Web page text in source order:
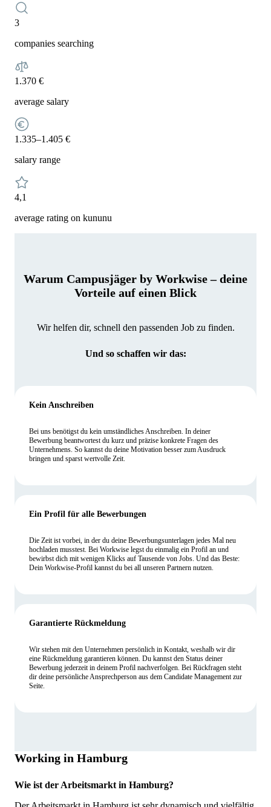
3
companies searching
1.370 €
average salary
1.335–1.405 €
salary range
4,1
average rating on kununu
Warum Campusjäger by Workwise – deine
Vorteile auf einen Blick
Wir helfen dir, schnell den passenden Job zu finden.
Und so schaffen wir das:
Kein Anschreiben
Bei uns benötigst du kein umständliches Anschreiben. In deiner
Bewerbung beantwortest du kurz und präzise konkrete Fragen des
Unternehmens. So kannst du deine Motivation besser zum Ausdruck
bringen und sparst wertvolle Zeit.
Ein Profil für alle Bewerbungen
Die Zeit ist vorbei, in der du deine Bewerbungsunterlagen jedes Mal neu
hochladen musstest. Bei Workwise legst du einmalig ein Profil an und
bewirbst dich mit wenigen Klicks auf Tausende von Jobs. Und das Beste:
Dein Workwise-Profil kannst du bei all unseren Partnern nutzen.
Garantierte Rückmeldung
Wir stehen mit den Unternehmen persönlich in Kontakt, weshalb wir dir
eine Rückmeldung garantieren können. Du kannst den Status deiner
Bewerbung jederzeit in deinem Profil nachverfolgen. Bei Rückfragen steht
dir deine persönliche Ansprechperson aus dem Candidate Management zur
Seite.
Working in Hamburg
Wie ist der Arbeitsmarkt in Hamburg?